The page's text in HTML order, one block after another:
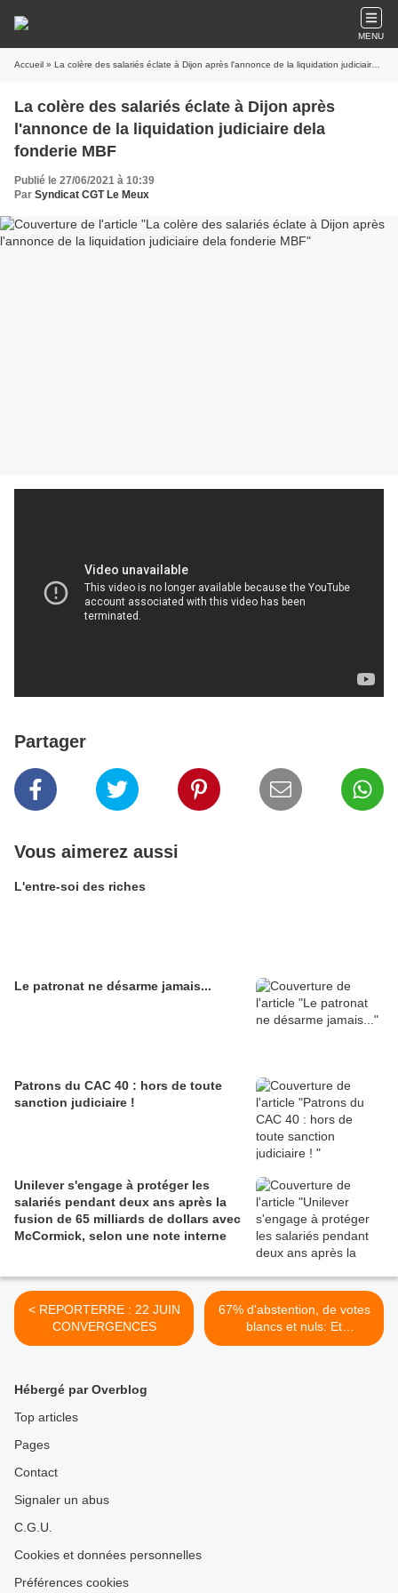
MENU
Accueil » La colère des salariés éclate à Dijon après l'annonce de la liquidation judiciaire dela fonderie MBF
La colère des salariés éclate à Dijon après
l'annonce de la liquidation judiciaire dela
fonderie MBF
Publié le 27/06/2021 à 10:39
Par Syndicat CGT Le Meux
Partager
Vous aimerez aussi
L'entre-soi des riches
Le patronat ne désarme jamais...
Patrons du CAC 40 : hors de toute
sanction judiciaire !
Unilever s'engage à protéger les
salariés pendant deux ans après la
fusion de 65 milliards de dollars avec
McCormick, selon une note interne
< REPORTERRE : 22 JUIN
CONVERGENCES
67% d'abstention, de votes
blancs et nuls: Et
maintenant? >
Hébergé par Overblog
Top articles
Pages
Contact
Signaler un abus
C.G.U.
Cookies et données personnelles
Préférences cookies